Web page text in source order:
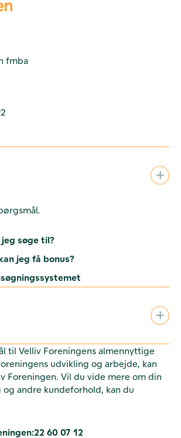
fmba
søge til?
jeg få bonus?
til Velliv Foreningens almennyttige
udvikling og arbejde, kan
Foreningen. Vil du vide mere om din
og andre kundeforhold, kan du
22 60 07 12